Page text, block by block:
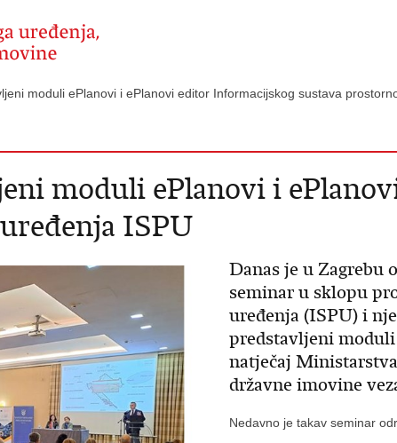
moduli ePlanovi i ePlanovi editor Informacijskog sustava
moduli ePlanovi i
ISPU
Danas je u Zagrebu
seminar u sklopu
uređenja (ISPU) i
predstavljeni
natječaj
državne imovine
Nedavno je takav seminar